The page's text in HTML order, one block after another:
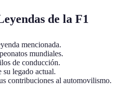
de la F1
mencionada.
mundiales.
de conducción.
legado actual.
contribuciones al automovilismo.